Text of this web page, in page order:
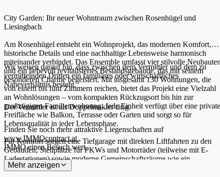
City Garden: Ihr neuer Wohntraum zwischen Rosenhügel und
Liesingbach
Am Rosenhügel entsteht ein Wohnprojekt, das modernen Komfort,
historische Details und eine nachhaltige Lebensweise harmonisch
miteinander verbindet. Das Ensemble umfasst vier stilvolle
und ein liebevoll revitalisiertes Bestandsgebäude, das mit seinem
besonderen Charme begeistert. Mit insgesamt 130 Wohnungen, die
von einem bis fünf Zimmern reichen, bietet das Projekt eine Vielzahl
an Wohnlösungen – vom kompakten Rückzugsort bis hin zur
großzügigen Familienwohnung. Jede Einheit verfügt über eine private
Freifläche wie Balkon, Terrasse oder Garten und sorgt so für
Lebensqualität in jeder Lebensphase.
Für Komfort sorgen eine Tiefgarage mit direkten Liftfahrten zu den
Gebäuden, Stellplätze für PKWs und Motorräder (teilweise mit E-
Ladestationen) sowie moderne Gemeinschaftsräume wie ein
Paketraum, Fahrrad- und Kinderwagenabstellräume. Die großzügig
Wir weisen darauf hin, dass zwischen dem Vermittler und dem zu
vermittelnden Dritten ein familiäres oder wirtschaftliches
Naheverhältnis besteht.
Der Vermittler ist als Doppelmakler tätig.
Finden Sie noch mehr attraktive Liegenschaften auf
www.IMMOcontract.at
IMMO einen Besuch wert.
Mehr anzeigen